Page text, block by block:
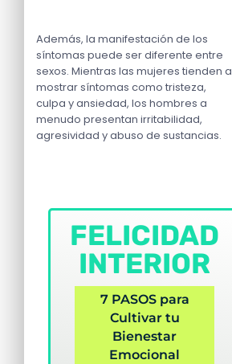
Además, la manifestación de los
síntomas puede ser diferente entre
sexos. Mientras las mujeres tienden a
mostrar síntomas como tristeza,
culpa y ansiedad, los hombres a
menudo presentan irritabilidad,
agresividad y abuso de sustancias.
FELICIDAD
INTERIOR
7 PASOS para
Cultivar tu
Bienestar
Emocional